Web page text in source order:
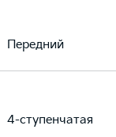
Передний
4-ступенчатая